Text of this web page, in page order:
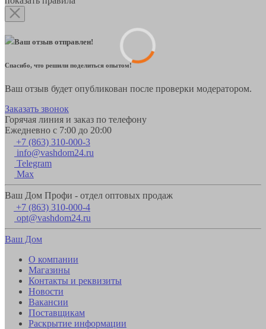
Ваш отзыв отправлен!
Спасибо, что решили поделиться опытом!
Ваш отзыв будет опубликован после проверки модератором.
Заказать звонок
Горячая линия и заказ по телефону
Ежедневно с 7:00 до 20:00
+7 (863) 310-000-3
info@vashdom24.ru
Telegram
Max
Ваш Дом Профи - отдел оптовых продаж
+7 (863) 310-000-4
opt@vashdom24.ru
Ваш Дом
О компании
Магазины
Контакты и реквизиты
Новости
Вакансии
Поставщикам
Раскрытие информации